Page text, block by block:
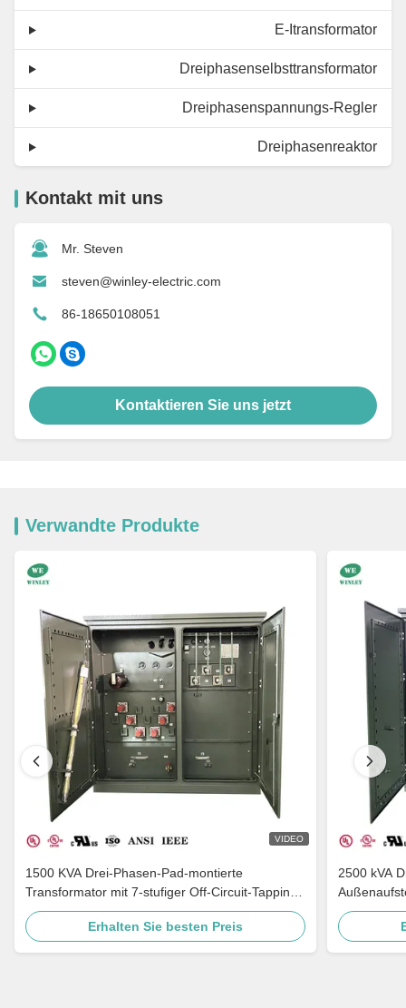
E-Itransformator
Dreiphasenselbsttransformator
Dreiphasenspannungs-Regler
Dreiphasenreaktor
Kontakt mit uns
Mr. Steven
steven@winley-electric.com
86-18650108051
Kontaktieren Sie uns jetzt
Verwandte Produkte
VIDEO
1500 KVA Drei-Phasen-Pad-montierte
Transformator mit 7-stufiger Off-Circuit-Tapping-
Multi-Volt-Anpassung und Erdung Porzellan-
Bushing
Erhalten Sie besten Preis
2500 kVA
C57